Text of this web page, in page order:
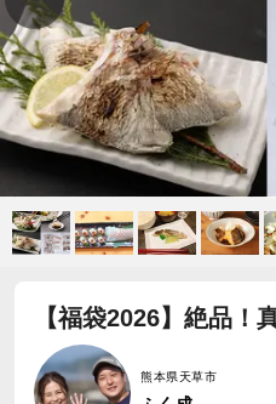
【福袋2026】絶品！
熊本県天草市